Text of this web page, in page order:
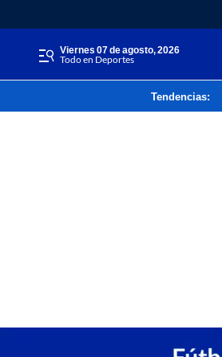
viernes 07 de agosto, 2026
Todo en Deportes
Tendencias: